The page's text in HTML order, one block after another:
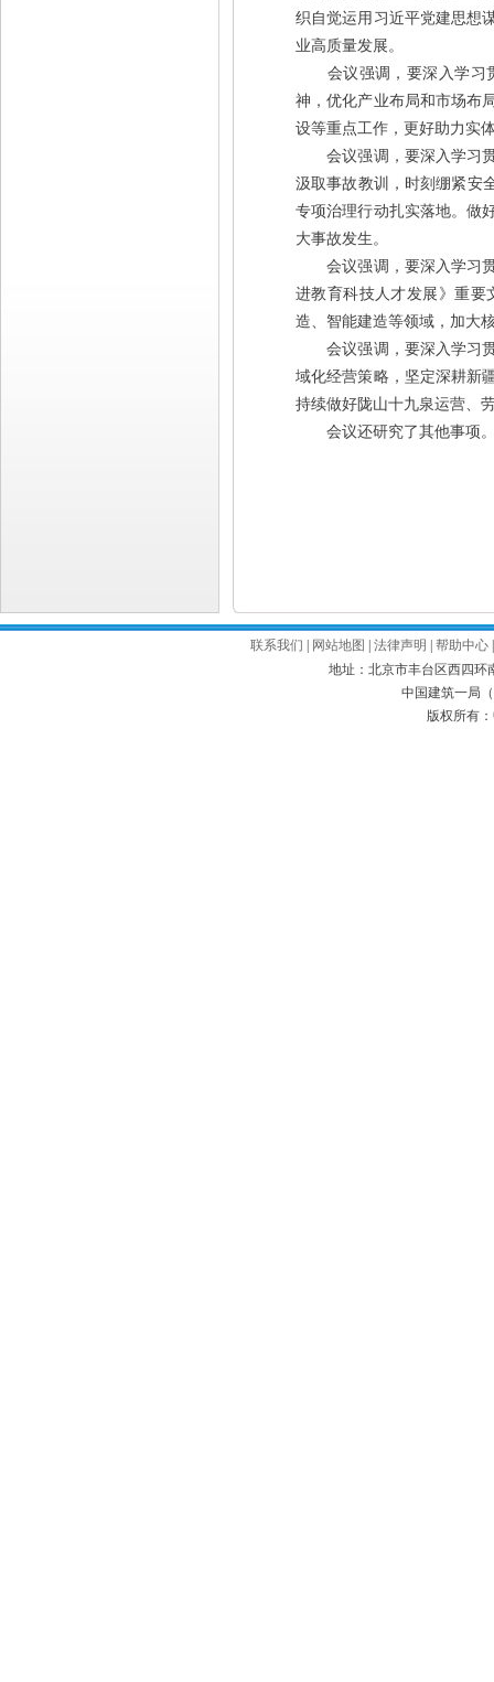
织自觉运用习近平党建思想
业高质量发展。
会议强调，要深入学习贯
神，优化产业布局和市场布
设等重点工作，更好助力实
会议强调，要深入学习贯
汲取事故教训，时刻绷紧安
专项治理行动扎实落地。做
大事故发生。
会议强调，要深入学习贯
进教育科技人才发展》重要
造、智能建造等领域，加大
会议强调，要深入学习贯
域化经营策略，坚定深耕新
持续做好陇山十九泉运营、
会议还研究了其他事项
联系我们 网站地图 法律声明 帮助中心
地址：北京市丰台区西四环
中国建筑一局
版权所有